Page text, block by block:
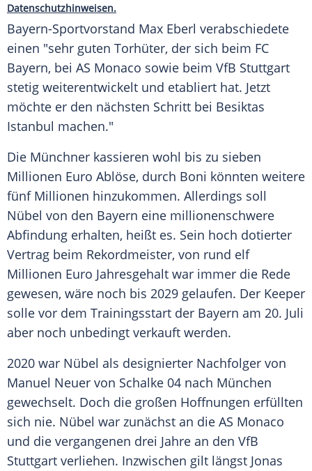
Datenschutzhinweisen.
Bayern-Sportvorstand Max Eberl verabschiedete
einen "sehr guten Torhüter, der sich beim FC
Bayern, bei AS Monaco sowie beim VfB Stuttgart
stetig weiterentwickelt und etabliert hat. Jetzt
möchte er den nächsten Schritt bei Besiktas
Istanbul machen."
Die Münchner kassieren wohl bis zu sieben
Millionen Euro Ablöse, durch Boni könnten weitere
fünf Millionen hinzukommen. Allerdings soll
Nübel von den Bayern eine millionenschwere
Abfindung erhalten, heißt es. Sein hoch dotierter
Vertrag beim Rekordmeister, von rund elf
Millionen Euro Jahresgehalt war immer die Rede
gewesen, wäre noch bis 2029 gelaufen. Der Keeper
solle vor dem Trainingsstart der Bayern am 20. Juli
aber noch unbedingt verkauft werden.
2020 war Nübel als designierter Nachfolger von
Manuel Neuer von Schalke 04 nach München
gewechselt. Doch die großen Hoffnungen erfüllten
sich nie. Nübel war zunächst an die AS Monaco
und die vergangenen drei Jahre an den VfB
Stuttgart verliehen. Inzwischen gilt längst Jonas